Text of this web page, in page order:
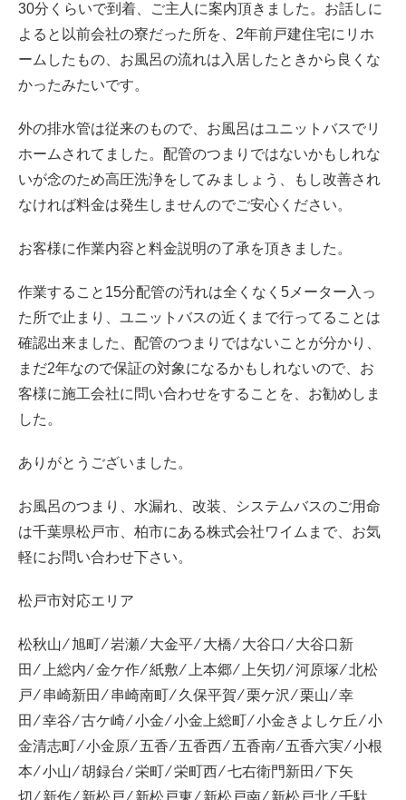
30分くらいで到着、ご主人に案内頂きました。お話しに
よると以前会社の寮だった所を、2年前戸建住宅にリホ
ームしたもの、お風呂の流れは入居したときから良くな
かったみたいです。
外の排水管は従来のもので、お風呂はユニットバスでリ
ホームされてました。配管のつまりではないかもしれな
いが念のため高圧洗浄をしてみましょう、もし改善され
なければ料金は発生しませんのでご安心ください。
お客様に作業内容と料金説明の了承を頂きました。
作業すること15分配管の汚れは全くなく5メーター入っ
た所で止まり、ユニットバスの近くまで行ってることは
確認出来ました、配管のつまりではないことが分かり、
まだ2年なので保証の対象になるかもしれないので、お
客様に施工会社に問い合わせをすることを、お勧めしま
した。
ありがとうございました。
お風呂のつまり、水漏れ、改装、システムバスのご用命
は千葉県松戸市、柏市にある株式会社ワイムまで、お気
軽にお問い合わせ下さい。
松戸市対応エリア
松秋山 ⁄ 旭町 ⁄ 岩瀬 ⁄ 大金平 ⁄ 大橋 ⁄ 大谷口 ⁄ 大谷口新
田 ⁄ 上総内 ⁄ 金ケ作 ⁄ 紙敷 ⁄ 上本郷 ⁄ 上矢切 ⁄ 河原塚 ⁄ 北松
戸 ⁄ 串崎新田 ⁄ 串崎南町 ⁄ 久保平賀 ⁄ 栗ケ沢 ⁄ 栗山 ⁄ 幸
田 ⁄ 幸谷 ⁄ 古ケ崎 ⁄ 小金 ⁄ 小金上総町 ⁄ 小金きよしケ丘 ⁄ 小
金清志町 ⁄ 小金原 ⁄ 五香 ⁄ 五香西 ⁄ 五香南 ⁄ 五香六実 ⁄ 小根
本 ⁄ 小山 ⁄ 胡録台 ⁄ 栄町 ⁄ 栄町西 ⁄ 七右衛門新田 ⁄ 下矢
切 ⁄ 新作 ⁄ 新松戸 ⁄ 新松戸東 ⁄ 新松戸南 ⁄ 新松戸北 ⁄ 千駄